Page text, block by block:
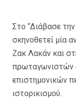
Στο “Διάβασε
σκηνοθετεί μία
Zακ Λακάν και
πρωταγωνιστών
επιστημονικών
ιστορικισμού.